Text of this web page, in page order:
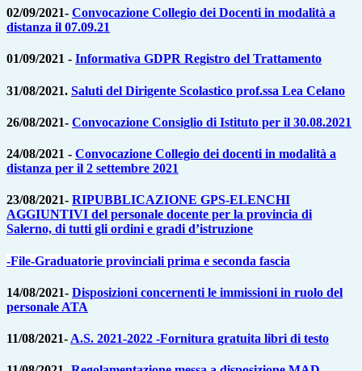
02/09/2021- Convocazione Collegio dei Docenti in modalità a
distanza il 07.09.21
01/09/2021 - Informativa GDPR Registro del Trattamento
31/08/2021. Saluti del Dirigente Scolastico prof.ssa Lea Celano
26/08/2021- Convocazione Consiglio di Istituto per il 30.08.2021
24/08/2021 - Convocazione Collegio dei docenti in modalità a
distanza per il 2 settembre 2021
23/08/2021- RIPUBBLICAZIONE GPS-ELENCHI
AGGIUNTIVI del personale docente per la provincia di
Salerno, di tutti gli ordini e gradi d’istruzione
-File-Graduatorie provinciali prima e seconda fascia
14/08/2021- Disposizioni concernenti le immissioni in ruolo del
personale ATA
11/08/2021- A.S. 2021-2022 -Fornitura gratuita libri di testo